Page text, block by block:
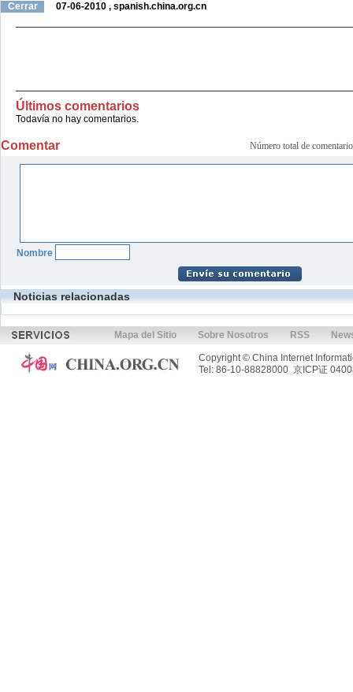
Cerrar 07-06-2010 , spanish.china.org.cn
Últimos comentarios
Todavía no hay comentarios.
Comentar Número total de
Nombre
Noticias relacionadas